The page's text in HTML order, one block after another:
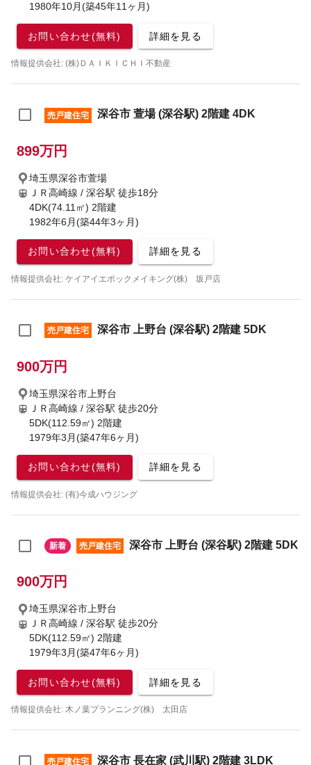
1980年10月(築45年11ヶ月)
お問い合わせ(無料) 詳細を見る
情報提供会社: (株)ＤＡＩＫＩＣＨＩ不動産
売戸建住宅 深谷市 萱場 (深谷駅) 2階建 4DK
899万円
埼玉県深谷市萱場
ＪＲ高崎線 / 深谷駅 徒歩18分
4DK(74.11㎡) 2階建
1982年6月(築44年3ヶ月)
お問い合わせ(無料) 詳細を見る
情報提供会社: ケイアイエポックメイキング(株) 坂戸店
売戸建住宅 深谷市 上野台 (深谷駅) 2階建 5DK
900万円
埼玉県深谷市上野台
ＪＲ高崎線 / 深谷駅 徒歩20分
5DK(112.59㎡) 2階建
1979年3月(築47年6ヶ月)
お問い合わせ(無料) 詳細を見る
情報提供会社: (有)今成ハウジング
新着 売戸建住宅 深谷市 上野台 (深谷駅) 2階建 5DK
900万円
埼玉県深谷市上野台
ＪＲ高崎線 / 深谷駅 徒歩20分
5DK(112.59㎡) 2階建
1979年3月(築47年6ヶ月)
お問い合わせ(無料) 詳細を見る
情報提供会社: 木ノ葉プランニング(株) 太田店
売戸建住宅 深谷市 長在家 (武川駅) 2階建 3LDK